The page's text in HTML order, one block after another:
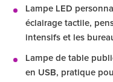
Lampe LED
éclairage tactile,
intensifs et les
Lampe de table
en USB, pratique